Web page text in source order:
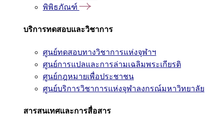
พิพิธภัณฑ์
บริการทดสอบและวิชาการ
ศูนย์ทดสอบทางวิชาการแห่งจุฬาฯ
ศูนย์การแปลและการล่ามเฉลิมพระเกียรติ
ศูนย์กฎหมายเพื่อประชาชน
ศูนย์บริการวิชาการแห่งจุฬาลงกรณ์มหาวิทยาลัย
สารสนเทศและการสื่อสาร